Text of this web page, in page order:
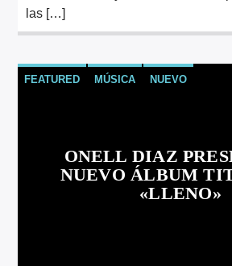
las […]
FEATURED MÚSICA NUEVO
ONELL DIAZ
NUEVO ÁLBUM
«LLENO»